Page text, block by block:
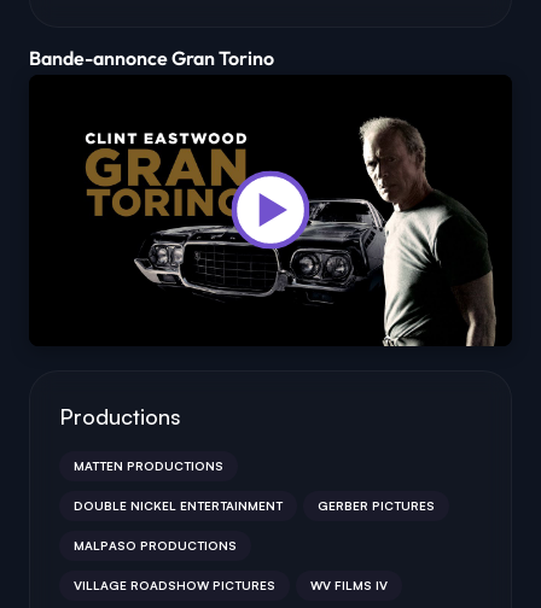
Bande-annonce Gran Torino
Productions
MATTEN PRODUCTIONS
DOUBLE NICKEL ENTERTAINMENT GERBER PICTURES
MALPASO PRODUCTIONS
VILLAGE ROADSHOW PICTURES WV FILMS IV